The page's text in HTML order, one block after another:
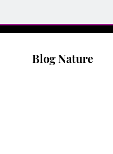
Blog Nature